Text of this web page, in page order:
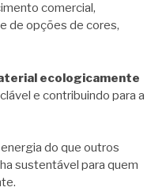
comercial,
de opções de cores,
ecologicamente
e contribuindo para a
do que outros
sustentável para quem